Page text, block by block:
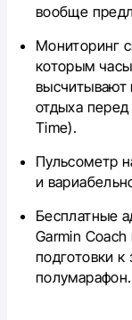
вообще
Мониторинг
которым
высчитывают
отдыха
Time).
Пульсометр
и
Бесплатные
Garmin
подготовки к
полумарафон.